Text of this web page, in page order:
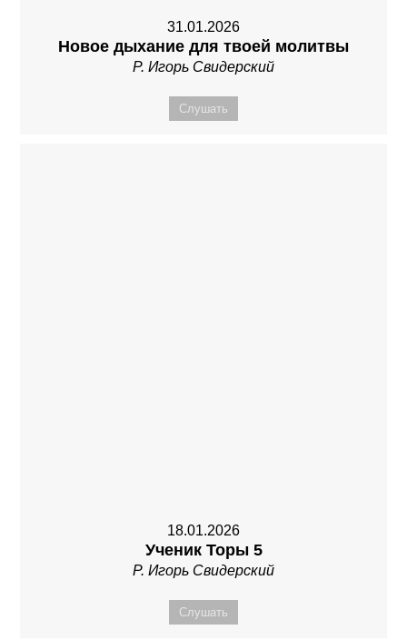
31.01.2026
Новое дыхание для твоей молитвы
Р. Игорь Свидерский
Слушать
18.01.2026
Ученик Торы 5
Р. Игорь Свидерский
Слушать